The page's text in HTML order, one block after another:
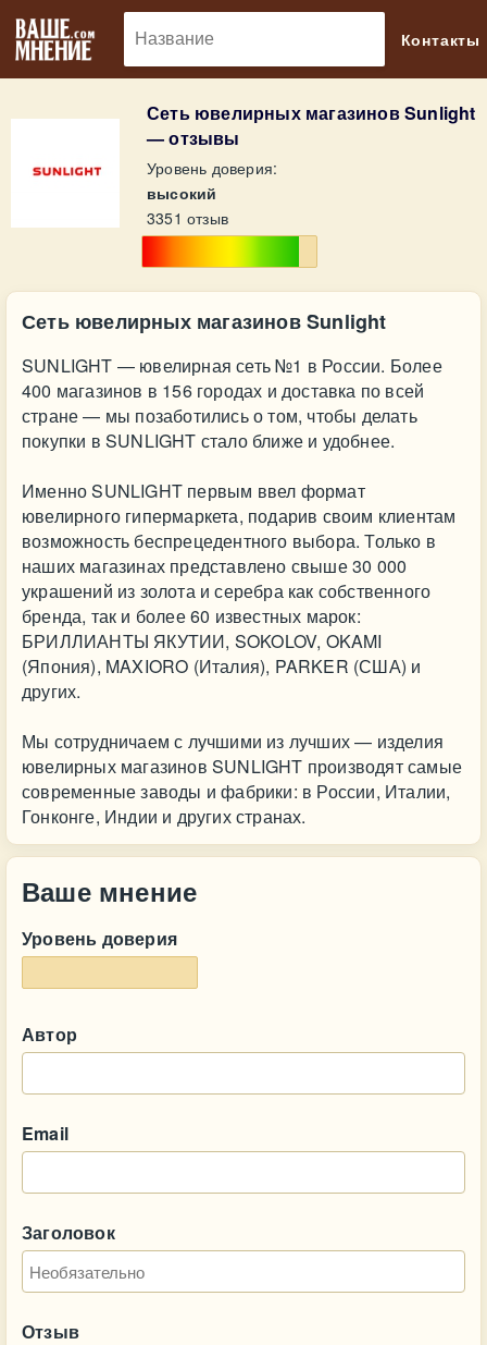
Контакты
Сеть ювелирных магазинов Sunlight
— отзывы
Уровень доверия:
высокий
3351 отзыв
Сеть ювелирных магазинов Sunlight
SUNLIGHT — ювелирная сеть №1 в России. Более
400 магазинов в 156 городах и доставка по всей
стране — мы позаботились о том, чтобы делать
покупки в SUNLIGHT стало ближе и удобнее.
Именно SUNLIGHT первым ввел формат
ювелирного гипермаркета, подарив своим клиентам
возможность беспрецедентного выбора. Только в
наших магазинах представлено свыше 30 000
украшений из золота и серебра как собственного
бренда, так и более 60 известных марок:
БРИЛЛИАНТЫ ЯКУТИИ, SOKOLOV, OKAMI
(Япония), MAXIORO (Италия), PARKER (США) и
других.
Мы сотрудничаем с лучшими из лучших — изделия
ювелирных магазинов SUNLIGHT производят самые
современные заводы и фабрики: в России, Италии,
Гонконге, Индии и других странах.
Ваше мнение
Уровень доверия
Автор
Email
Заголовок
Отзыв